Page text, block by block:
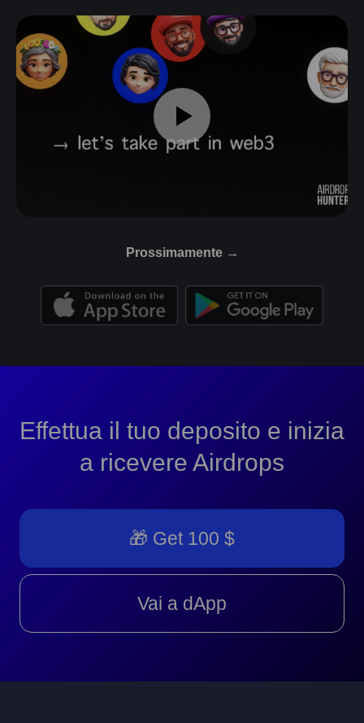
Prossimamente →
Effettua il tuo deposito e inizia
a ricevere Airdrops
🎁 Get 100 $
Vai a dApp